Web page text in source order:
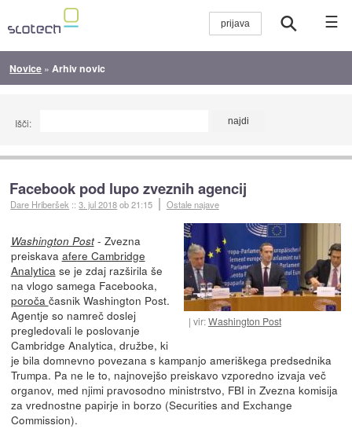
☰
Novice » Arhiv novic
Išči:
Facebook pod lupo zveznih agencij
Dare Hriberšek ::3. jul 2018ob 21:15 Ostale najave
vir:Washington Post
Washington Post- Zvezna
preiskava afere Cambridge
Analyticase je zdaj razširila še
na vlogo samega Facebooka,
poroča časnik Washington Post.
Agentje so namreč doslej
pregledovali le poslovanje
Cambridge Analytica, družbe, ki
je bila domnevno povezana s kampanjo ameriškega predsednika
Trumpa. Pa ne le to, najnovejšo preiskavo vzporedno izvaja več
organov, med njimi pravosodno ministrstvo, FBI in Zvezna komisija
za vrednostne papirje in borzo (Securities and Exchange
Commission).